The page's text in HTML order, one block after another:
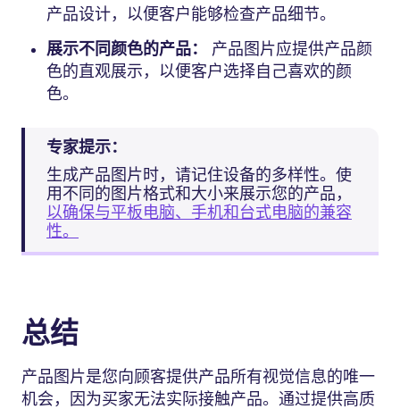
产品设计，以便客户能够检查产品细节。
展示不同颜色的产品：
产品图片应提供产品颜
色的直观展示，以便客户选择自己喜欢的颜
色。
专家提示：
生成产品图片时，请记住设备的多样性。使
用不同的图片格式和大小来展示您的产品，
以确保与平板电脑、手机和台式电脑的兼容
性。
总结
产品图片是您向顾客提供产品所有视觉信息的唯一
机会，因为买家无法实际接触产品。通过提供高质